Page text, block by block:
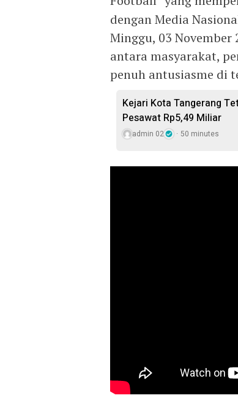
dengan Media
Minggu, 03
antara masyarakat,
penuh antusiasme di
Kejari Kota Tangerang
Pesawat Rp5,49 Miliar
admin 02 50 minutes